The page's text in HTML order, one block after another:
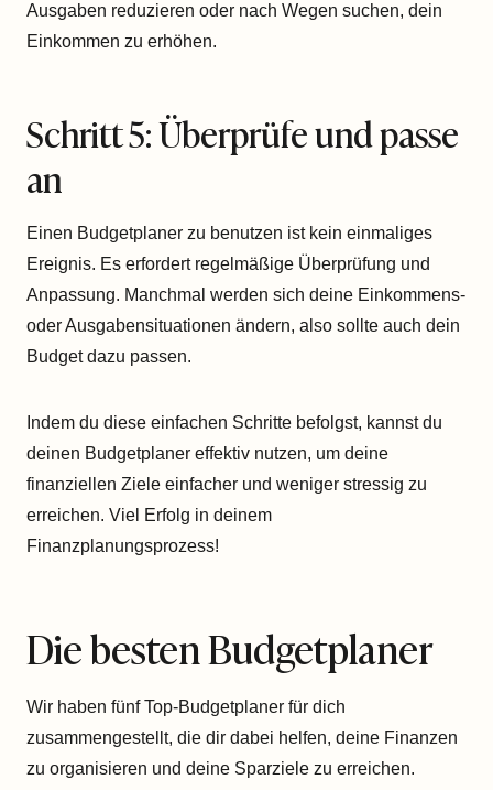
Ausgaben reduzieren oder nach Wegen suchen, dein
Einkommen zu erhöhen.
Schritt 5: Überprüfe und passe
an
Einen Budgetplaner zu benutzen ist kein einmaliges
Ereignis. Es erfordert regelmäßige Überprüfung und
Anpassung. Manchmal werden sich deine Einkommens-
oder Ausgabensituationen ändern, also sollte auch dein
Budget dazu passen.
Indem du diese einfachen Schritte befolgst, kannst du
deinen Budgetplaner effektiv nutzen, um deine
finanziellen Ziele einfacher und weniger stressig zu
erreichen. Viel Erfolg in deinem
Finanzplanungsprozess!
Die besten Budgetplaner
Wir haben fünf Top-Budgetplaner für dich
zusammengestellt, die dir dabei helfen, deine Finanzen
zu organisieren und deine Sparziele zu erreichen.